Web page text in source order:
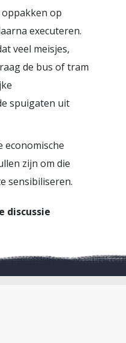
oppakken op
executeren.
veel meisjes,
de bus of tram
spuigaten uit
economische
zijn om die
sensibiliseren.
discussie